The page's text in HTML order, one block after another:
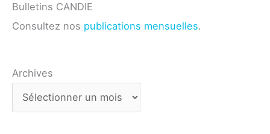
Bulletins CANDIE
Consultez nos publications mensuelles.
Archives